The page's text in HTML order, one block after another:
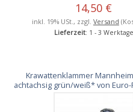
14,50 €
inkl. 19% USt., zzgl. Versand
Lieferzeit: 1 - 3 Werktage
Krawattenklammer
achtachsig grün/weiß* von